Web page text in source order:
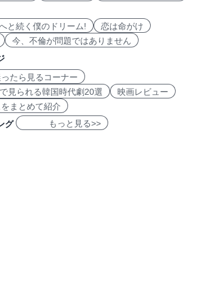
と続く僕のドリーム!
恋は命がけ
今、不倫が問題ではありません
たら見るコーナー
見られる韓国時代劇20選
映画レビュー
まとめて紹介
グ
もっと見る>>